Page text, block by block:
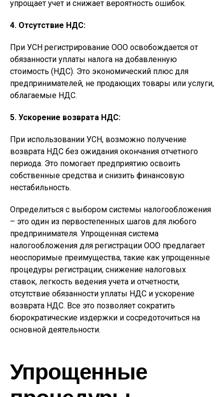
упрощает учет и снижает вероятность ошибок.
4. Отсутствие НДС:
При УСН регистрирование ООО освобождается от
обязанности уплаты налога на добавленную
стоимость (НДС). Это экономический плюс для
предпринимателей, не продающих товары или услуги,
облагаемые НДС.
5. Ускорение возврата НДС:
При использовании УСН, возможно получение
возврата НДС без ожидания окончания отчетного
периода. Это помогает предприятию освоить
собственные средства и снизить финансовую
нестабильность.
Определиться с выбором системы налогообложения
– это один из первостепенных шагов для любого
предпринимателя. Упрощенная система
налогообложения для регистрации ООО предлагает
неоспоримые преимущества, такие как упрощенные
процедуры регистрации, снижение налоговых
ставок, легкость ведения учета и отчетности,
отсутствие обязанности уплаты НДС и ускорение
возврата НДС. Все это позволяет сократить
бюрократические издержки и сосредоточиться на
основной деятельности.
Упрощенные